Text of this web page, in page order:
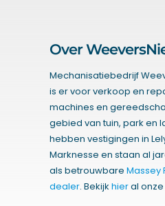
Over
Mechanisatiebedrijf
is er voor verkoop en
machines en
gebied van tuin, park en
hebben vestigingen in
Marknesse en staan al
als betrouwbare Massey
dealer. Bekijkhieral onze